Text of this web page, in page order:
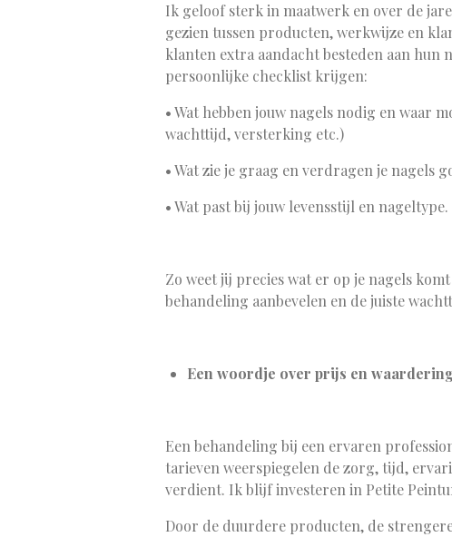
Ik geloof sterk in maatwerk en over de
gezien tussen producten, werkwijze en
klanten extra aandacht besteden aan hun
persoonlijke checklist krijgen:
•Wat hebben jouw nagels nodig en waar
wachttijd, versterking etc.)
•Wat zie je graag en verdragen je nagels
•Wat past bij jouw levensstijl en nageltype.
Zo weet jij precies wat er op je nagels
behandeling aanbevelen en de juiste
Een woordje over prijs en
Een behandeling bij een ervaren
tarieven weerspiegelen de zorg, tijd,
verdient. Ik blijf investeren in Petite
Door de duurdere producten, de